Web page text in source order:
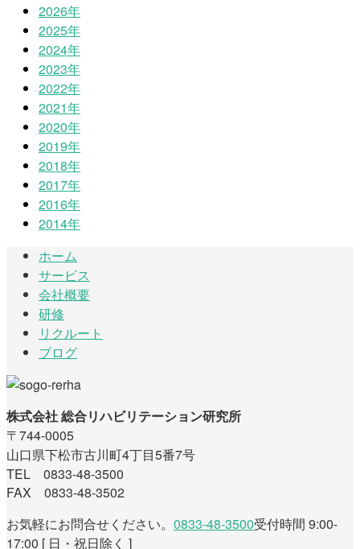
2026年
2025年
2024年
2023年
2022年
2021年
2020年
2019年
2018年
2017年
2016年
2014年
ホーム
サービス
会社概要
研修
リクルート
ブログ
株式会社 総合リハビリテーション研究所
〒744-0005
山口県下松市古川町4丁目5番7号
TEL 0833-48-3500
FAX 0833-48-3502
お気軽にお問合せください。 0833-48-3500受付時間 9:00-
17:00 [ 日・祝日除く ]